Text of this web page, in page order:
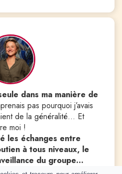
dans ma manière de
pas pourquoi j’avais
de la généralité… Et
moi !
les échanges entre
à tous niveaux, le
du groupe…
ses réactions !